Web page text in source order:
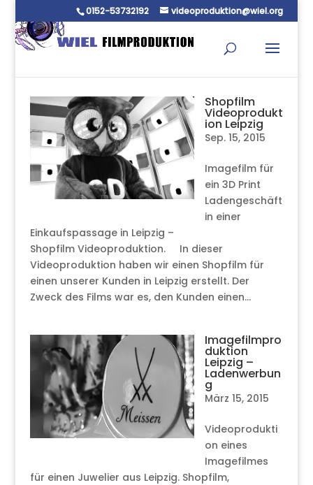
0152-53732192 videoproduktion@wiel.org
Shopfilm
Videoprodukt
ion Leipzig
Sep. 15, 2015
Imagefilm für
ein 3D Print
Ladengeschäft
in einer
Einkaufspassage in Leipzig –
Shopfilm Videoproduktion. In dieser
Videoproduktion haben wir einen Shopfilm für
einen unserer Kunden in Leipzig erstellt. Der
Zweck des Films war es, den Kunden einen...
Imagefilmpro
duktion
Leipzig –
Ladenwerbun
g
März 15, 2015
Videoprodukti
on eines
Imagefilmes
für einen Juwelier aus Leipzig. Shopfilm,